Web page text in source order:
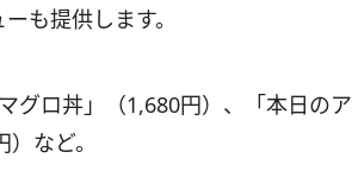
も提供します。
グロ丼」（1,680円）、「本日のア
など。